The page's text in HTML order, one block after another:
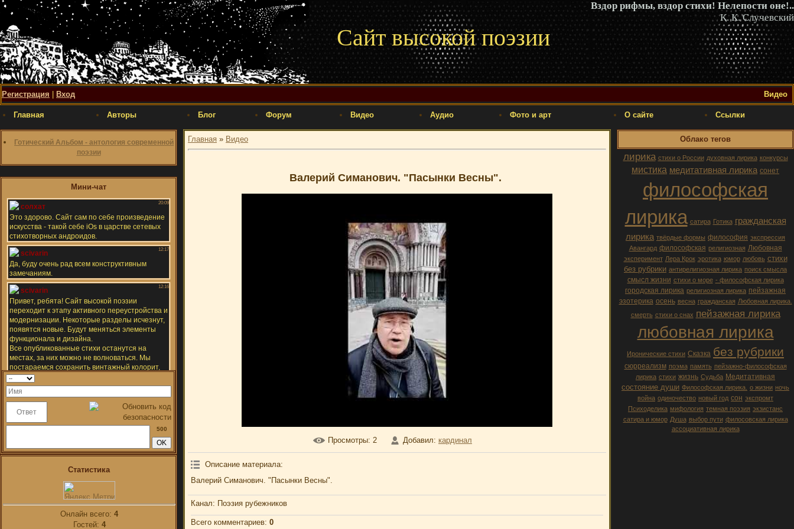
Вздор рифмы, вздор стихи! Нелепости оне!..
К. К. Случевский
Сайт высокой поэзии
Регистрация Вход Видео
Главная Авторы Блог Форум Видео Аудио Фото и арт О сайте Ссылки
Готический Альбом - антология современной
поэзии
Мини-чат
500
Статистика
Онлайн всего: 4
Гостей: 4
Главная » Видео
Валерий Симанович. "Пасынки Весны".
Просмотры: 2 Добавил: кардинал
Описание материала:
Валерий Симанович. "Пасынки Весны".
Канал: Поэзия рубежников
Всего комментариев: 0
Облако тегов
лирика стихи о России духовная лирика конкурсы
мистика медитативная лирика сонет
философская
лирика сатира Готика гражданская
лирика твёрдые формы философия экспрессия
Авангард философская религиозная Любовная
эксперимент Лера Крок эротика юмор любовь стихи
без рубрики антирелигиозная лирика поиск смысла
смысл жизни стихи о море - философская лирика
городская лирика религиозная лирика пейзажная
эзотерика осень весна гражданская Любовная лирика.
смерть стихи о снах пейзажная лирика
любовная лирика
Иронические стихи Сказка без рубрики
сюрреализм поэма память пейзажно-философская
лирика стихи жизнь Судьба Медитативная
состояние души Философская лирика. о жизни ночь
война одиночество новый год сон экспромт
Психоделика мифология темная поэзия экзистанс
сатира и юмор Душа выбор пути филосовская лирика
ассоциативная лирика